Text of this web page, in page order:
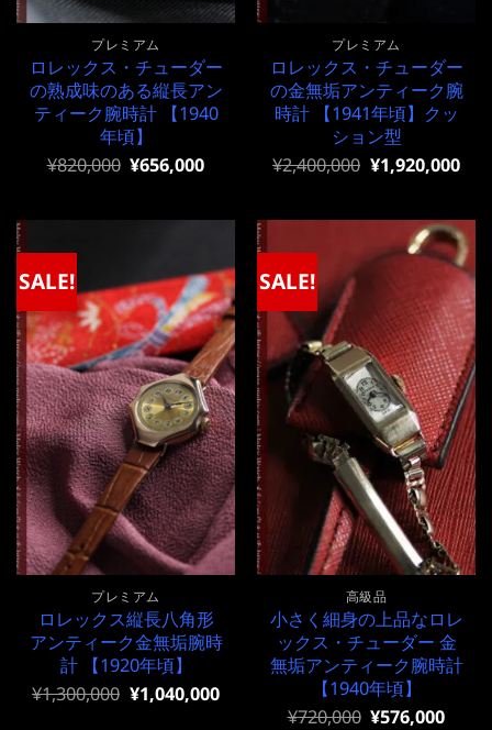
プレミアム
ロレックス・チューダー
の熟成味のある縦長アン
ティーク腕時計 【1940
年頃】
元
¥820,000
で
し
た。
¥820,000 現
¥820,000
で
す。
¥656,000
プレミアム
ロレックス・チューダー
の金無垢アンティーク腕
時計 【1941年頃】クッ
ション型
元
格
¥2,400,000
で
し
¥2,400,000 現
価
は
¥2,400,000
¥1,920,000
SALE!
プレミアム
ロレックス縦長八角形
アンティーク金無垢腕時
計 【1920年頃】
元
¥1,300,000 現
¥1,040,000
SALE!
高級品
小さく細身の上品なロレ
ックス・チューダー 金
無垢アンティーク腕時計
【1940年頃】
元
¥720,000 現
¥576,000